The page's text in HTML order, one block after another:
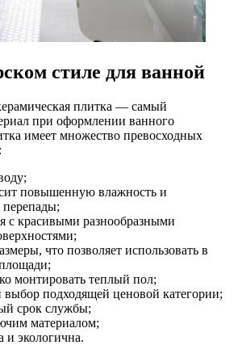
стиле для ванной
плитка — самый
при оформлении ванного
имеет множество превосходных
повышенную влажность и
перепады;
с красивыми разнообразными
что позволяет использовать в
монтировать теплый пол;
подходящей ценовой категории;
срок службы;
материалом;
и экологична.